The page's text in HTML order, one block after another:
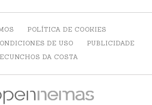
POLÍTICA DE COOKIES
DE USO
PUBLICIDADE
DA COSTA